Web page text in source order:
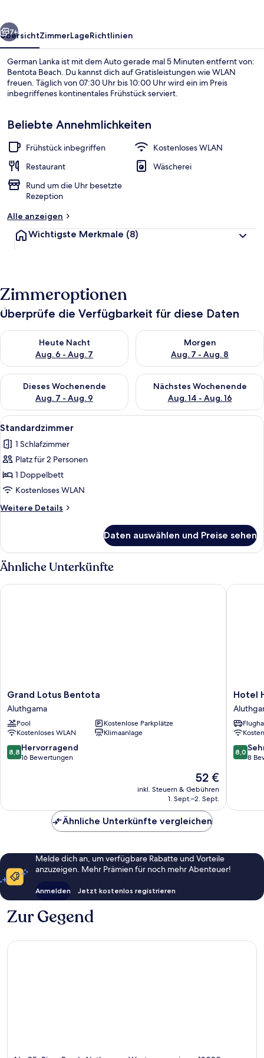
Sonnenterrasse
Weiter
7+
ÜbersichtZimmerLageRichtlinien
German Lanka ist mit dem Auto gerade mal 5 Minuten entfernt von:
Bentota Beach. Du kannst dich auf Gratisleistungen wie WLAN
freuen. Täglich von 07:30 Uhr bis 10:00 Uhr wird ein im Preis
inbegriffenes kontinentales Frühstück serviert.
Beliebte Annehmlichkeiten
Frühstück inbegriffen
Kostenloses WLAN
Restaurant
Wäscherei
Rund um die Uhr besetzte
Rezeption
Alle anzeigen
Wichtigste Merkmale (8)
Zimmeroptionen
Überprüfe die Verfügbarkeit für diese Daten
Heute Nacht
Aug. 6 - Aug. 7
Überprüfe die Verfügbarkeit für heute Nacht, Aug. 6 - Aug. 7.
Morgen
Aug. 7 - Aug. 8
Überprüfe die Verfügbarkeit
Dieses Wochenende
Aug. 7 - Aug. 9
Überprüfe die Verfügbarkeit für dieses Wochenende, Aug. 7
Nächstes Wochenende
Aug. 14 - Aug. 16
Überprüfe die Verfügbarkeit
Alle
Fotos
für
Standardzimmer
anzeigen
2
Standardzimmer
1 Schlafzimmer
Platz für 2 Personen
1 Doppelbett
Kostenloses WLAN
Weitere Details
Weitere
Daten auswählen und Preise sehen
Ähnliche Unterkünfte
Grand
Lotus
Bentota
Aluthgama
Grand Lotus Bentota
Aluthgama
Pool
Kostenlose Parkplätze
Kostenloses WLAN
Klimaanlage
8.8
von
8,8 Hervorragend
16 Bewertungen
Der
Preis
beträgt
52 €
inkl. Steuern & Gebühren
1. Sept.–2. Sept.
Grand Lotus Bentota
Hotel
Hotel
8.0
von
8,0
8
Hotel
Ähnliche Unterkünfte vergleichen
Melde dich an, um verfügbare Rabatte und Vorteile
anzuzeigen. Mehr Prämien für noch mehr Abenteuer!
Anmelden Jetzt kostenlos registrieren
Zur Gegend